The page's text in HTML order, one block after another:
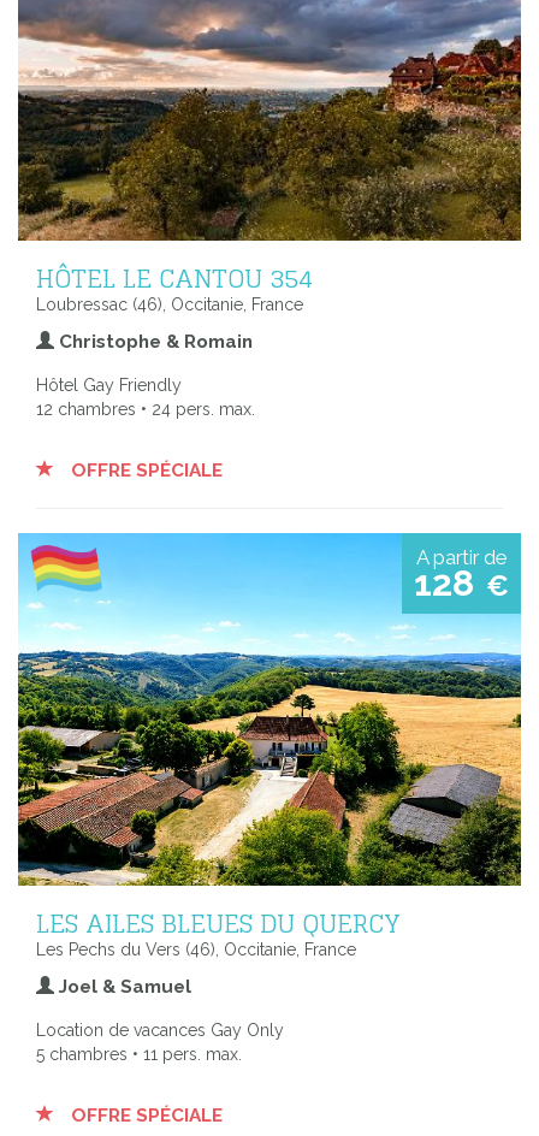
HÔTEL LE CANTOU 354
Loubressac (46), Occitanie, France
Christophe & Romain
Hôtel Gay Friendly
12 chambres • 24 pers. max.
OFFRE SPÉCIALE
A partir de
128 €
LES AILES BLEUES DU QUERCY
Les Pechs du Vers (46), Occitanie, France
Joel & Samuel
Location de vacances Gay Only
5 chambres • 11 pers. max.
OFFRE SPÉCIALE